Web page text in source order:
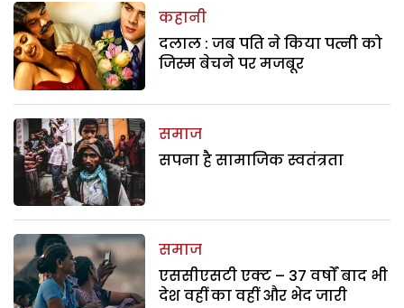
कहानी
दलाल : जब पति ने किया पत्नी को
जिस्म बेचने पर मजबूर
समाज
सपना है सामाजिक स्वतंत्रता
समाज
एससीएसटी एक्ट – 37 वर्षों बाद भी
देश वहीं का वहीं और भेद जारी